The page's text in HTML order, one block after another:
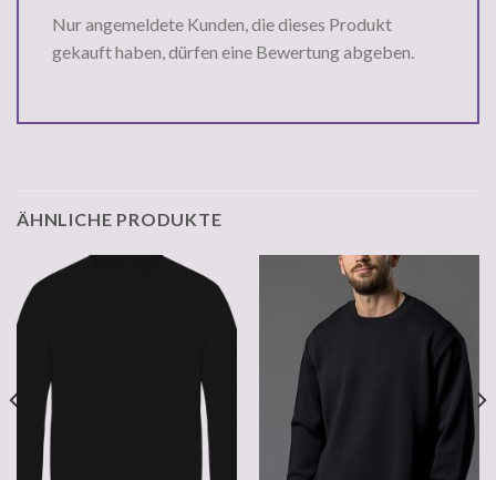
Nur angemeldete Kunden, die dieses Produkt
gekauft haben, dürfen eine Bewertung abgeben.
ÄHNLICHE PRODUKTE